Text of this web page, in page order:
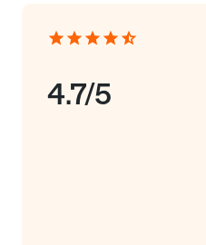
4.7/5